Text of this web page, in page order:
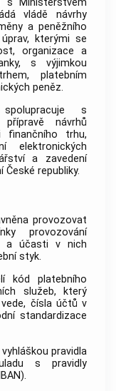
s Ministerstvem
vládě návrhy
a peněžního
kterými se
organizace a
, s výjimkou
platebním
peněz.
s
návrhů
finančního trhu,
elektronických
a zavedení
republiky.
provozovat
provozování
a účasti v nich
styk.
kód platebního
služeb, který
čísla účtů v
standardizace
pravidla
s pravidly